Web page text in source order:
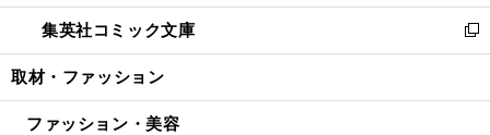
開
く
ウ
で
開
ン
ド
ウ
開
ウ
ィ
ン
ウ
し
い
ウ
ン
集英社コミック文庫
新
し
ウ
取材・ファッション
ファッション・美容